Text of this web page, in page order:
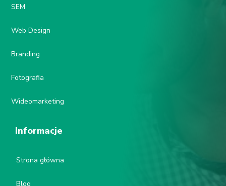
SEM
Web Design
Branding
Fotografia
Wideomarketing
Informacje
Strona główna
Blog